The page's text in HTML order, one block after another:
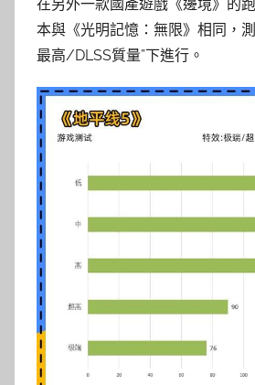
在另外一款國產遊戲《邊境》的
本與《光明記憶：無限》相同，
最高/DLSS質量”下進行。